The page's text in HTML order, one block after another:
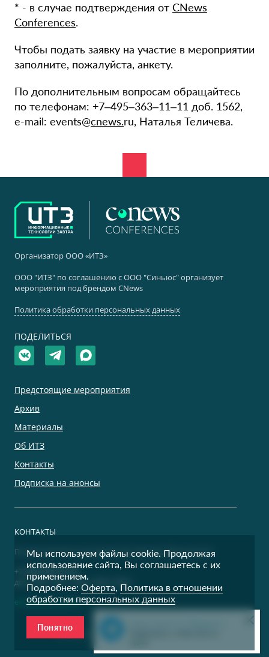
* - в случае подтверждения от CNews
Conferences.
Чтобы подать заявку на участие в мероприятии
заполните, пожалуйста, анкету.
По дополнительным вопросам обращайтесь
по телефонам: +7–495–363–11–11 доб. 1562,
e-mail: events@cnews.ru, Наталья Теличева.
Организатор ООО «ИТЗ»
ООО "ИТЗ" по соглашению с ООО "Синьюс" организует
мероприятия под брендом CNews
Политика обработки персональных данных
ПОДЕЛИТЬСЯ
Предстоящие мероприятия
Архив
Материалы
Об ИТЗ
Контакты
Подписка на анонсы
КОНТАКТЫ
По дополнительным вопросам просим обращаться:
+7 (495) 500-00-36
доб. 9400, 9401, 9402, 9403, 9404
events@itzconf.ru
Все права защищены © 1995 — 2026 CNews
Мы используем файлы cookie. Продолжая
использование сайта, Вы соглашаетесь с их
применением.
Подробнее: Оферта, Политика в отношении
обработки персональных данных
Понятно